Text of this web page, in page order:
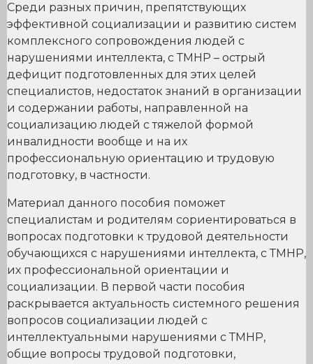
Среди разных причин, препятствующих
эффективной социализации и развитию систем
комплексного сопровождения людей с
нарушениями интеллекта, с ТМНР – острый
дефицит подготовленных для этих целей
специалистов, недостаток знаний в организации
и содержании работы, направленной на
социализацию людей с тяжелой формой
инвалидности вообще и на их
профессиональную ориентацию и трудовую
подготовку, в частности.
Материал данного пособия поможет
специалистам и родителям сориентироваться в
вопросах подготовки к трудовой деятельности
обучающихся с нарушениями интеллекта, с ТМНР,
их профессиональной ориентации и
социализации. В первой части пособия
раскрывается актуальность системного решения
вопросов социализации людей с
интеллектуальными нарушениями с ТМНР,
общие вопросы трудовой подготовки,